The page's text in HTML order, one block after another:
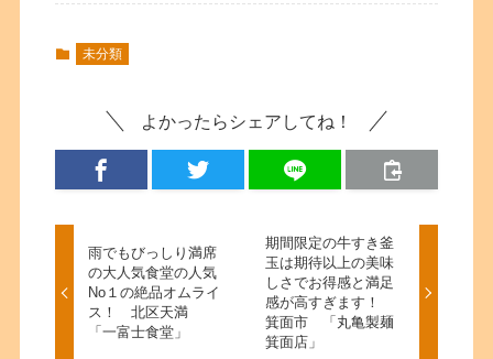
未分類
よかったらシェアしてね！
雨でもびっしり満席
の大人気食堂の人気
No１の絶品オムライ
ス！ 北区天満
「一富士食堂」
期間限定の牛すき釜
玉は期待以上の美味
しさでお得感と満足
感が高すぎます！
箕面市 「丸亀製麺
箕面店」